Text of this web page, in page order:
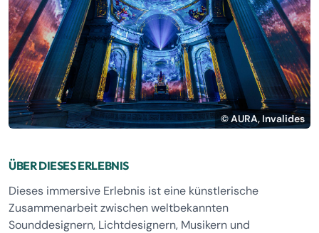
© AURA, Invalides
ÜBER DIESES ERLEBNIS
Dieses immersive Erlebnis ist eine künstlerische
Zusammenarbeit zwischen weltbekannten
Sounddesignern, Lichtdesignern, Musikern und